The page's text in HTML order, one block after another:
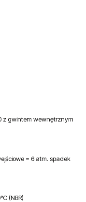
płatności
z gwintem wewnętrznym
= 6 atm. spadek
(NBR)